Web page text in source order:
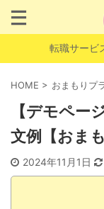
転職サービ
HOME > おまもりプ
【デモペー
文例【おま
2024年11月1日